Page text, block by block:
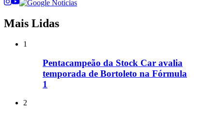
Mais Lidas
1
Pentacampeão da Stock Car avalia
temporada de Bortoleto na Fórmula
1
2